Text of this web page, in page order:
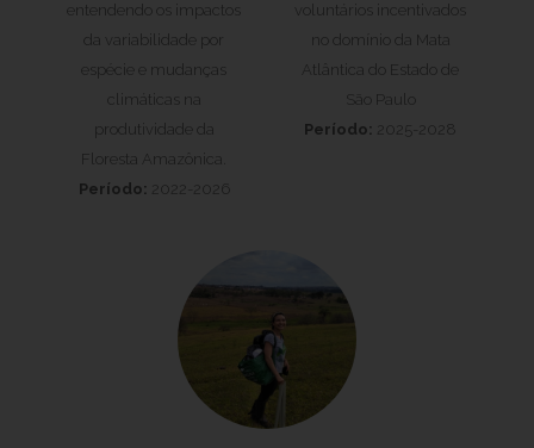
entendendo os impactos
da variabilidade por
espécie e mudanças
climáticas na
produtividade da
Floresta Amazônica.
Período: 2022-2026
voluntários incentivados
no domínio da Mata
Atlântica do Estado de
São Paulo
Período: 2025-2028